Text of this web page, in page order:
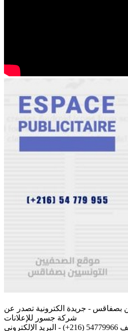
بصفاقس - جريدة الكترونية تصدر عن
شركة جسور للإعلانات
للإتصال أو نشر الردود الهاتف 54779966 (216+) - البريد الإلكتروني